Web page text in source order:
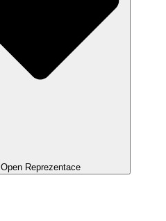
Open Reprezentace